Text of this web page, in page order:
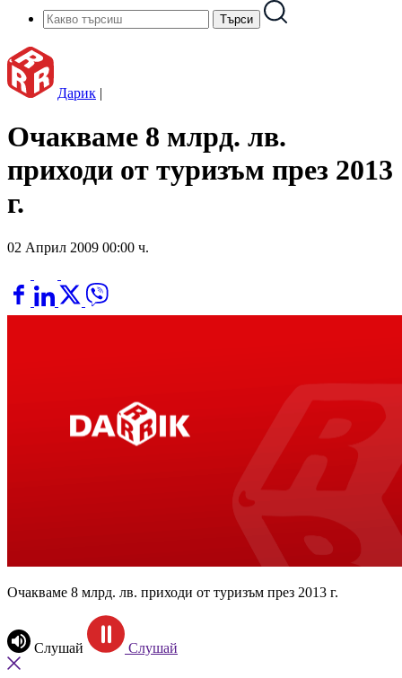
Дарик |
Очакваме 8 млрд. лв.
приходи от туризъм през 2013
г.
02 Април 2009 00:00 ч.
Очакваме 8 млрд. лв. приходи от туризъм през 2013 г.
Слушай Слушай